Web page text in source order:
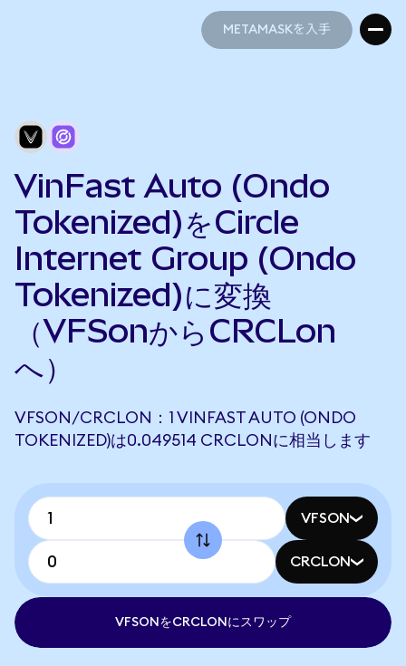
METAMASKを入手
VinFast Auto (Ondo
Tokenized)をCircle
Internet Group (Ondo
Tokenized)に変換
（VFSonからCRCLon
へ）
VFSON/CRCLON：1 VINFAST AUTO (ONDO
TOKENIZED)は0.049514 CRCLONに相当します
VFSON
CRCLON
VFSONをCRCLONにスワップ